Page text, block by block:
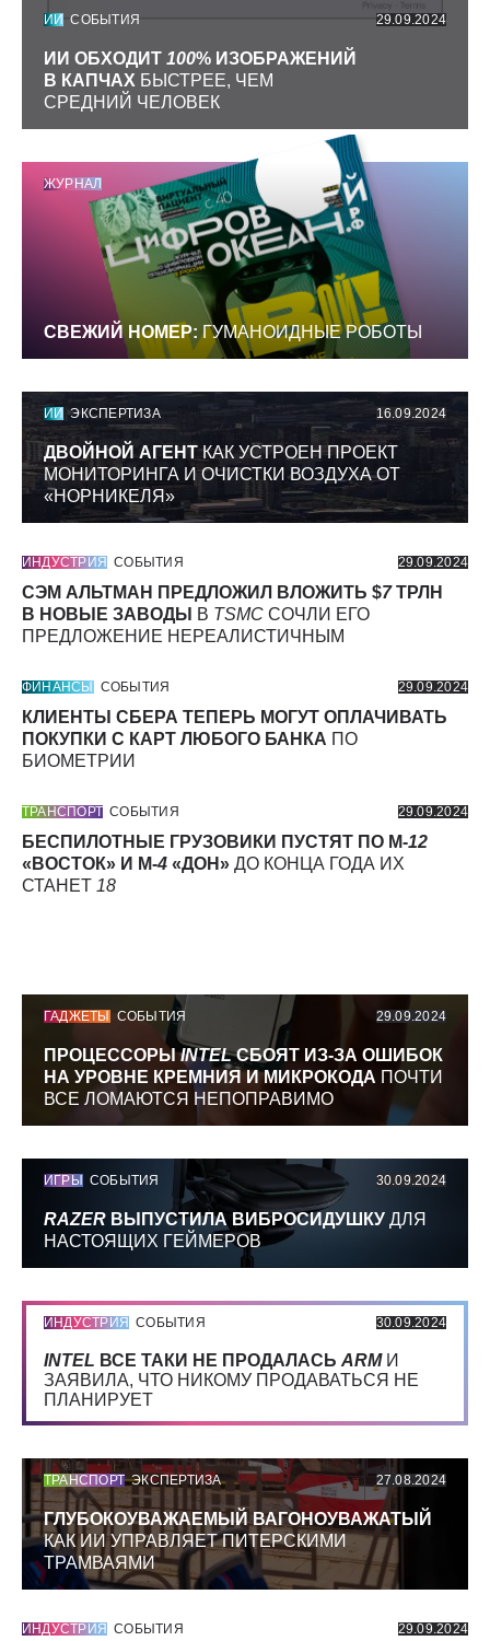
ИИ СОБЫТИЯ 29.09.2024
ИИ ОБХОДИТ 100% ИЗОБРАЖЕНИЙ
В КАПЧАХ БЫСТРЕЕ, ЧЕМ
СРЕДНИЙ ЧЕЛОВЕК
ЖУРНАЛ
СВЕЖИЙ НОМЕР: ГУМАНОИДНЫЕ РОБОТЫ
ИИ ЭКСПЕРТИЗА 16.09.2024
ДВОЙНОЙ АГЕНТКАК УСТРОЕН ПРОЕКТ
МОНИТОРИНГА И ОЧИСТКИ ВОЗДУХА ОТ
«НОРНИКЕЛЯ»
ИНДУСТРИЯ СОБЫТИЯ 29.09.2024
СЭМ АЛЬТМАН ПРЕДЛОЖИЛ ВЛОЖИТЬ $7ТРЛН
В НОВЫЕ ЗАВОДЫ
В TSMC СОЧЛИ ЕГО
ПРЕДЛОЖЕНИЕ НЕРЕАЛИСТИЧНЫМ
ФИНАНСЫ СОБЫТИЯ 29.09.2024
КЛИЕНТЫ СБЕРА ТЕПЕРЬ МОГУТ ОПЛАЧИВАТЬ
ПОКУПКИ С КАРТ ЛЮБОГО БАНКА ПО
БИОМЕТРИИ
ТРАНСПОРТ СОБЫТИЯ 29.09.2024
БЕСПИЛОТНЫЕ ГРУЗОВИКИ ПУСТЯТ ПО М-12
«ВОСТОК» И М-4 «ДОН» ДО КОНЦА ГОДА ИХ
СТАНЕТ 18
ГАДЖЕТЫ СОБЫТИЯ 29.09.2024
ПРОЦЕССОРЫINTELСБОЯТ ИЗ-ЗА ОШИБОК
НА УРОВНЕ КРЕМНИЯ И МИКРОКОДА ПОЧТИ
ВСЕ ЛОМАЮТСЯ НЕПОПРАВИМО
ИГРЫ СОБЫТИЯ 30.09.2024
RAZER ВЫПУСТИЛА ВИБРОСИДУШКУ ДЛЯ
НАСТОЯЩИХ ГЕЙМЕРОВ
ИНДУСТРИЯ СОБЫТИЯ 30.09.2024
INTEL ВСЕ ТАКИ НЕ ПРОДАЛАСЬ ARMИ
ЗАЯВИЛА, ЧТО НИКОМУ ПРОДАВАТЬСЯ НЕ
ПЛАНИРУЕТ
ТРАНСПОРТ ЭКСПЕРТИЗА 27.08.2024
ГЛУБОКОУВАЖАЕМЫЙ ВАГОНОУВАЖАТЫЙ
КАК ИИ УПРАВЛЯЕТ ПИТЕРСКИМИ
ТРАМВАЯМИ
ИНДУСТРИЯ СОБЫТИЯ 29.09.2024